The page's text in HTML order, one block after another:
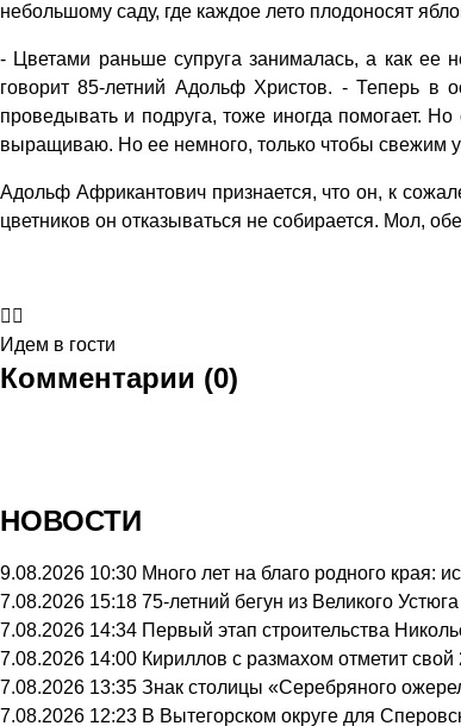
небольшому саду, где каждое лето плодоносят
- Цветами раньше супруга занималась, а как ее
говорит 85-летний Адольф Христов. - Теперь
проведывать и подруга, тоже иногда помогает.
выращиваю. Но ее немного, только чтобы свежим
Адольф Африкантович признается, что он, к
цветников он отказываться не собирается. Мол,
Идем в гости
Комментарии (0)
НОВОСТИ
9.08.2026 10:30 Много лет на благо родного края:
7.08.2026 15:18 75-летний бегун из Великого
7.08.2026 14:34 Первый этап строительства
7.08.2026 14:00 Кириллов с размахом отметит
7.08.2026 13:35 Знак столицы «Серебряного
7.08.2026 12:23 В Вытегорском округе для